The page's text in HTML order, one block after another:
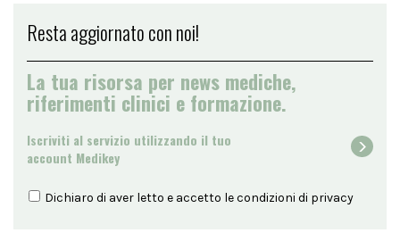
Resta aggiornato con noi!
La tua risorsa per news mediche,
riferimenti clinici e formazione.
Iscriviti al servizio utilizzando il tuo
account Medikey
Dichiaro di aver letto e accetto le condizioni di privacy